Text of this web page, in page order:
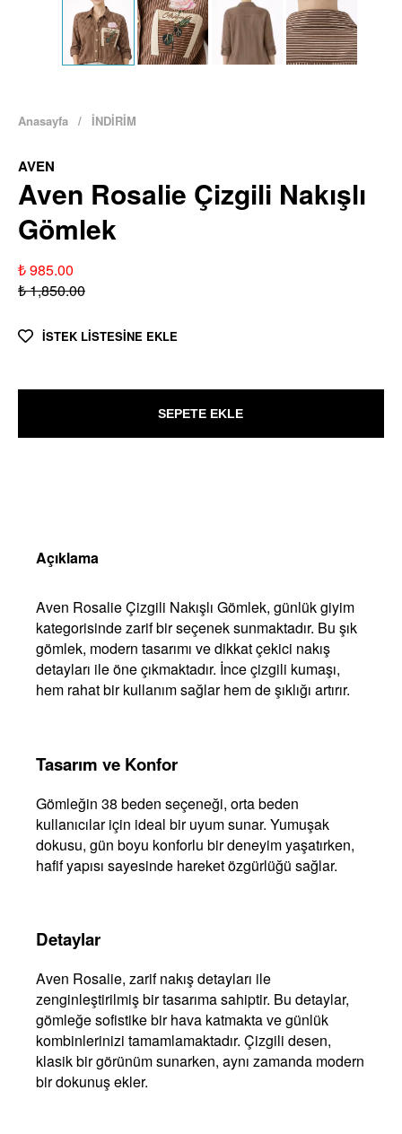
Anasayfa / İNDİRİM
AVEN
Aven Rosalie Çizgili Nakışlı
Gömlek
₺ 985.00
₺ 1,850.00
İSTEK LİSTESİNE EKLE
SEPETE EKLE
Açıklama
Aven Rosalie Çizgili Nakışlı Gömlek, günlük giyim
kategorisinde zarif bir seçenek sunmaktadır. Bu şık
gömlek, modern tasarımı ve dikkat çekici nakış
detayları ile öne çıkmaktadır. İnce çizgili kumaşı,
hem rahat bir kullanım sağlar hem de şıklığı artırır.
Tasarım ve Konfor
Gömleğin 38 beden seçeneği, orta beden
kullanıcılar için ideal bir uyum sunar. Yumuşak
dokusu, gün boyu konforlu bir deneyim yaşatırken,
hafif yapısı sayesinde hareket özgürlüğü sağlar.
Detaylar
Aven Rosalie, zarif nakış detayları ile
zenginleştirilmiş bir tasarıma sahiptir. Bu detaylar,
gömleğe sofistike bir hava katmakta ve günlük
kombinlerinizi tamamlamaktadır. Çizgili desen,
klasik bir görünüm sunarken, aynı zamanda modern
bir dokunuş ekler.